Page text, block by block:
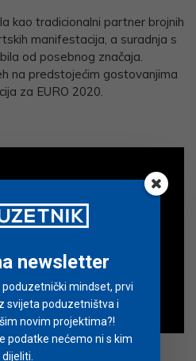
kao tradicionalni partner brojnih
manifestacija, a suradnja s
od posebnog značaja.
na predstojećim gostovanjima
za EURO 2020.
newsletter
poduzetnički mindset, prvi
svijeta poduzetništva i
novim projektima?!
podatke nećemo ni s kim
dijeliti.